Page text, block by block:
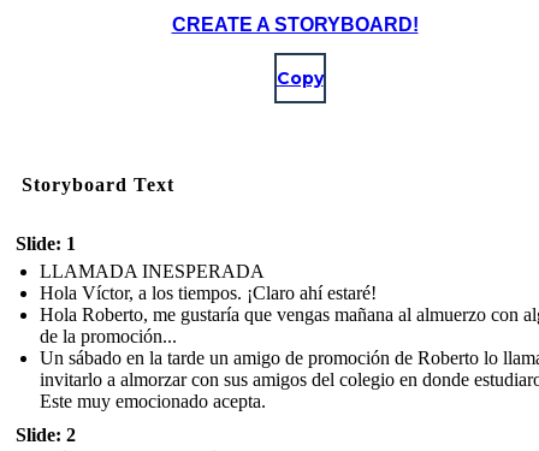
CREATE A STORYBOARD!
Copy
Storyboard Text
Slide: 1
LLAMADA INESPERADA
Hola Víctor, a los tiempos. ¡Claro ahí estaré!
Hola Roberto, me gustaría que vengas mañana al almuerzo con
de la promoción...
Un sábado en la tarde un amigo de promoción de Roberto lo
invitarlo a almorzar con sus amigos del colegio en donde
Este muy emocionado acepta.
Slide: 2